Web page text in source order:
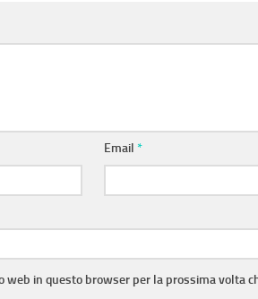
Email*
web in questo browser per la prossima volta